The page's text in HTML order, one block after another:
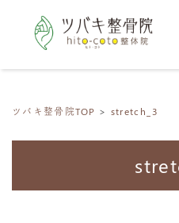
ツバキ整骨院TOP stretch_3